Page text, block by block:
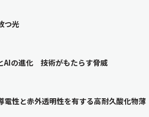
つ光
AIの進化 技術がもたらす脅威
電性と赤外透明性を有する高耐久酸化物薄